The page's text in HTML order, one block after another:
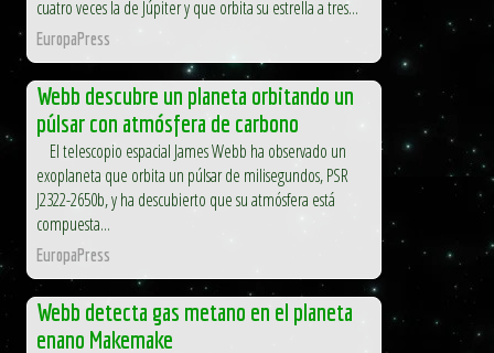
cuatro veces la de Júpiter y que orbita su estrella a tres...
EuropaPress
Webb descubre un planeta orbitando un
púlsar con atmósfera de carbono
El telescopio espacial James Webb ha observado un
exoplaneta que orbita un púlsar de milisegundos, PSR
J2322-2650b, y ha descubierto que su atmósfera está
compuesta...
EuropaPress
Webb detecta gas metano en el planeta
enano Makemake